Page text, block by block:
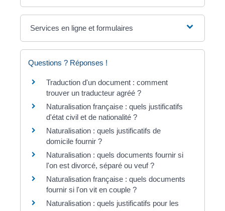
Services en ligne et formulaires
Questions ? Réponses !
Traduction d'un document : comment
trouver un traducteur agréé ?
Naturalisation française : quels justificatifs
d'état civil et de nationalité ?
Naturalisation : quels justificatifs de
domicile fournir ?
Naturalisation : quels documents fournir si
l'on est divorcé, séparé ou veuf ?
Naturalisation française : quels documents
fournir si l'on vit en couple ?
Naturalisation : quels justificatifs pour les